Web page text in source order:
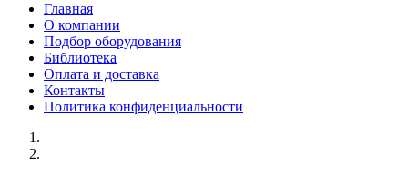
Главная
О компании
Подбор оборудования
Библиотека
Оплата и доставка
Контакты
Политика конфиденциальности